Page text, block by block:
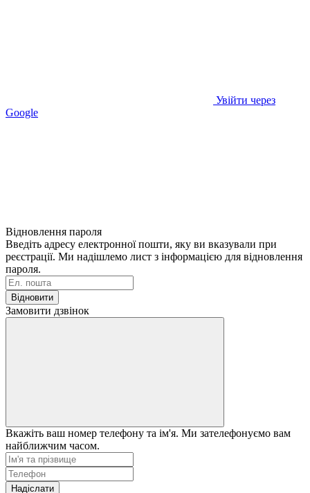
Увійти через
Google
Відновлення пароля
Введіть адресу електронної пошти, яку ви вказували при
реєстрації. Ми надішлемо лист з інформацією для відновлення
пароля.
Відновити
Замовити дзвінок
Вкажіть ваш номер телефону та ім'я. Ми зателефонуємо вам
найближчим часом.
Надіслати